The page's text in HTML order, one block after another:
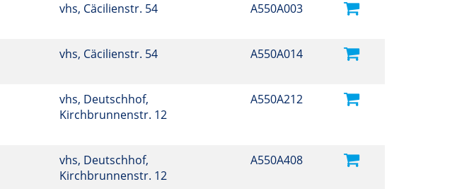
vhs, Cäcilienstr. 54 A550A003
vhs, Cäcilienstr. 54 A550A014
vhs, Deutschhof,
Kirchbrunnenstr. 12
A550A212
vhs, Deutschhof,
Kirchbrunnenstr. 12
A550A408